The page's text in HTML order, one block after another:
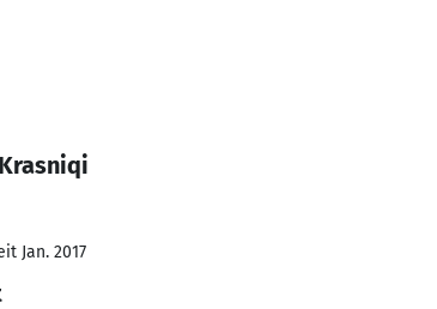
Jan. 2017